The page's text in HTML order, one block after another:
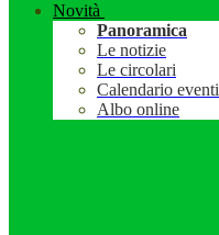
Novità
Panoramica
Le notizie
Le circolari
Calendario eventi
Albo online